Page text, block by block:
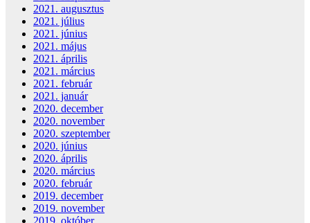
2021. augusztus
2021. július
2021. június
2021. május
2021. április
2021. március
2021. február
2021. január
2020. december
2020. november
2020. szeptember
2020. június
2020. április
2020. március
2020. február
2019. december
2019. november
2019. október